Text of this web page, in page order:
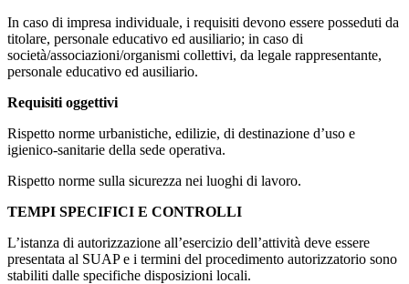
In caso di impresa individuale, i requisiti devono essere posseduti da
titolare, personale educativo ed ausiliario; in caso di
società/associazioni/organismi collettivi, da legale rappresentante,
personale educativo ed ausiliario.
Requisiti oggettivi
Rispetto norme urbanistiche, edilizie, di destinazione d’uso e
igienico-sanitarie della sede operativa.
Rispetto norme sulla sicurezza nei luoghi di lavoro.
TEMPI SPECIFICI E CONTROLLI
L’istanza di autorizzazione all’esercizio dell’attività deve essere
presentata al SUAP e i termini del procedimento autorizzatorio sono
stabiliti dalle specifiche disposizioni locali.